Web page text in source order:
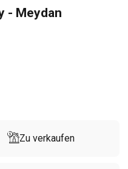
- Meydan
Zu verkaufen